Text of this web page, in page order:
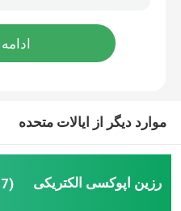
با ما تماس بگیرید
درخواست نقل قول
رزین اپوکسی الکتریکی
موارد دیگر از ایالات متحده
رزین اپوکسی الکتریکی (117)